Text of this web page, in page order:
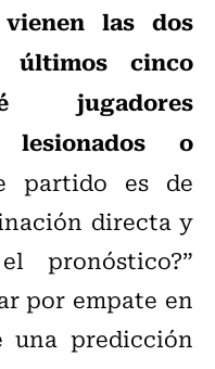
vienen las dos
últimos cinco
jugadores
lesionados o
partido es de
directa y
pronóstico?”
por empate en
una predicción